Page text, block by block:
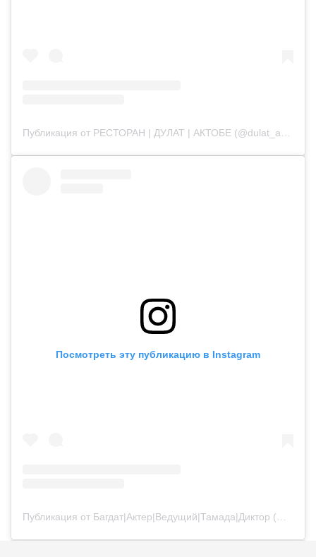
Посмотреть эту публикацию в Instagram